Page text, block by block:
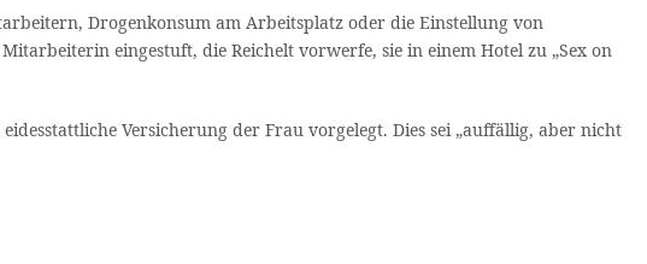
Drogenkonsum am Arbeitsplatz oder die Einstellung von
eingestuft, die Reichelt vorwerfe, sie in einem Hotel zu „Sex on
Versicherung der Frau vorgelegt. Dies sei „auffällig, aber nicht